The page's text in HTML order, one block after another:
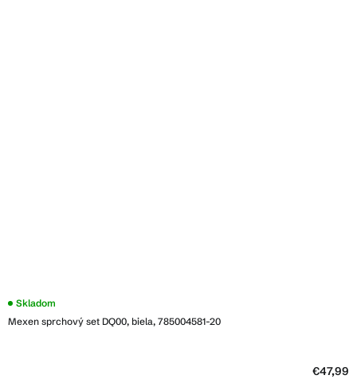
Mexen sprchový set DQ00, biela, 785004581-20
Skladom
€47,99